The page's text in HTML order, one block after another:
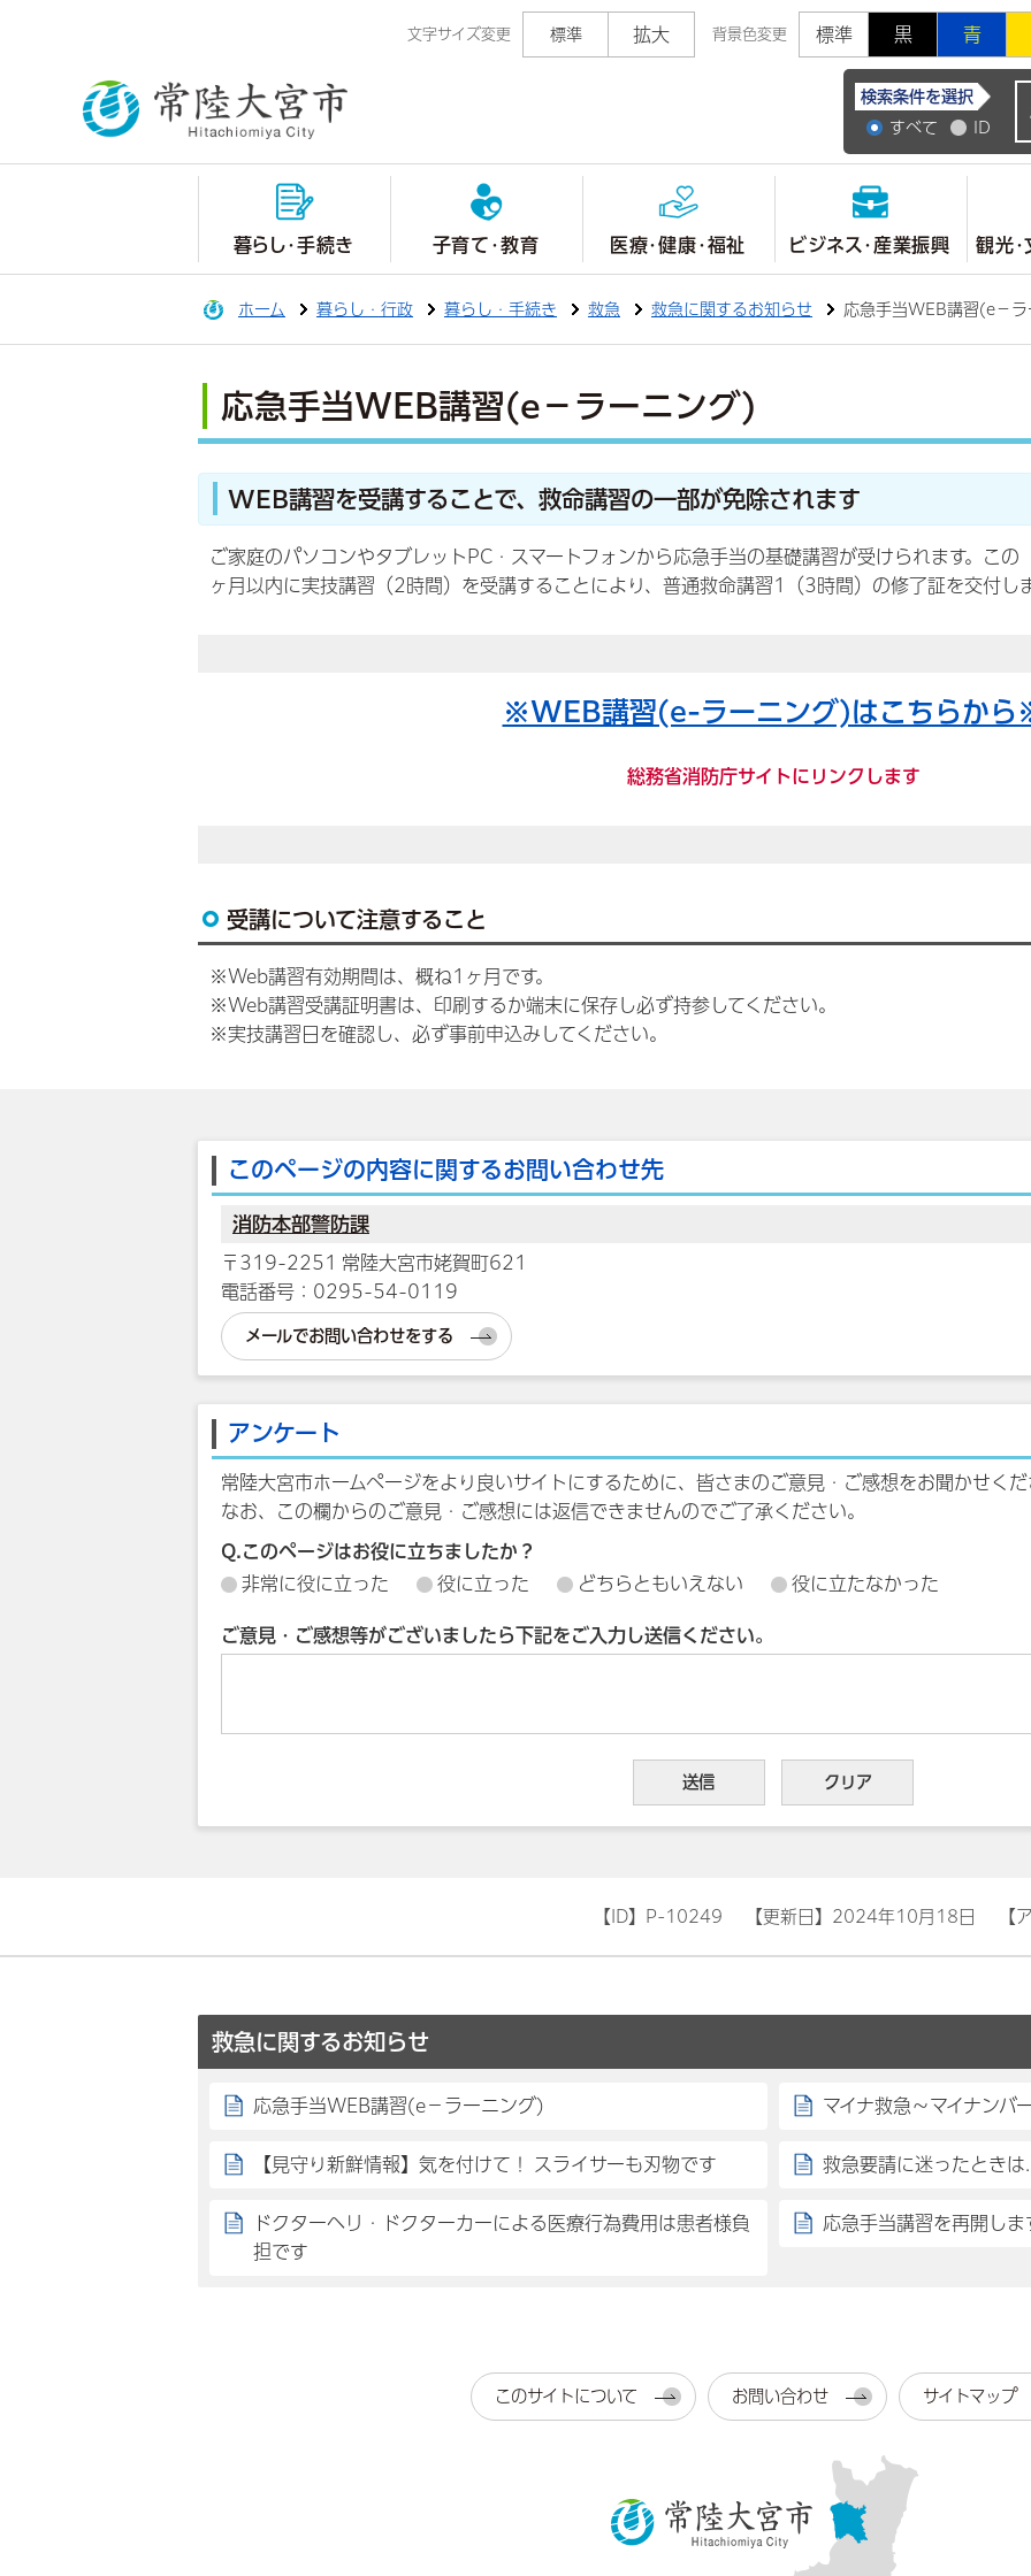
文字サイズ変更 標準 拡大 背景色変更 標準 黒 青
常陸大宮市公式ホ
検索条件を選択
すべて
ID
暮らし・手続き 子育て・教育 医療・健康・福祉 ビジネス・産業振興 観光
ホーム 暮らし・行政 暮らし・手続き 救急 救急に関するお知らせ 応急手当WEB講習(e－
応急手当WEB講習(e－ラーニング)
WEB講習を受講することで、救命講習の一部が免除されます
ご家庭のパソコンやタブレットPC・スマートフォンから応急手当の基礎講習が受けられます。こ
ヶ月以内に実技講習（2時間）を受講することにより、普通救命講習1（3時間）の修了証を交付し
※WEB講習(e-ラーニング)はこちらか
総務省消防庁サイトにリンクします
受講について注意すること
※Web講習有効期間は、概ね1ヶ月です。
※Web講習受講証明書は、印刷するか端末に保存し必ず持参してください。
※実技講習日を確認し、必ず事前申込みしてください。
このページの内容に関するお問い合わせ先
消防本部警防課
〒319-2251 常陸大宮市姥賀町621
電話番号：0295-54-0119
メールでお問い合わせをする
アンケート
常陸大宮市ホームページをより良いサイトにするために、皆さまのご意見・ご感想をお聞かせく
なお、この欄からのご意見・ご感想には返信できませんのでご了承ください。
Q.このページはお役に立ちましたか？
非常に役に立った
役に立った どちらともいえない 役に立たなかった
ご意見・ご感想等がございましたら下記をご入力し送信ください。
【ID】 P-10249 【更新日】 2024年10月18日 【
救急に関するお知らせ
応急手当WEB講習(e－ラーニング) マイナ救急～マイナンバ
【見守り新鮮情報】気を付けて！ スライサーも刃物です 救急要請に迷ったときは
ドクターヘリ・ドクターカーによる医療行為費用は患者様負
担です
応急手当講習を再開しま
このサイトについて お問い合わせ サイトマップ